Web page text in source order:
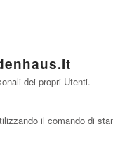
dei propri Utenti.
il comando di